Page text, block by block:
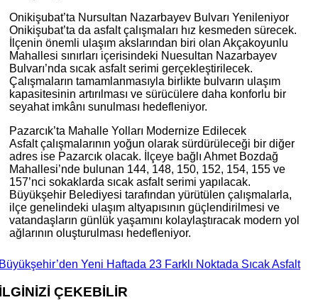
Onikişubat’ta Nursultan Nazarbayev Bulvarı Yenileniyor
Onikişubat’ta da asfalt çalışmaları hız kesmeden sürecek.
İlçenin önemli ulaşım akslarından biri olan Akçakoyunlu
Mahallesi sınırları içerisindeki Nuesultan Nazarbayev
Bulvarı’nda sıcak asfalt serimi gerçekleştirilecek.
Çalışmaların tamamlanmasıyla birlikte bulvarın ulaşım
kapasitesinin artırılması ve sürücülere daha konforlu bir
seyahat imkânı sunulması hedefleniyor.
Pazarcık’ta Mahalle Yolları Modernize Edilecek
Asfalt çalışmalarının yoğun olarak sürdürüleceği bir diğer
adres ise Pazarcık olacak. İlçeye bağlı Ahmet Bozdağ
Mahallesi’nde bulunan 144, 148, 150, 152, 154, 155 ve
157’nci sokaklarda sıcak asfalt serimi yapılacak.
Büyükşehir Belediyesi tarafından yürütülen çalışmalarla,
ilçe genelindeki ulaşım altyapısının güçlendirilmesi ve
vatandaşların günlük yaşamını kolaylaştıracak modern yol
ağlarının oluşturulması hedefleniyor.
Yeni Haftada 23 Farklı Noktada Sıcak Asfalt
ÇEKEBİLİR